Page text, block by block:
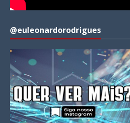
@euleonardorodrigues